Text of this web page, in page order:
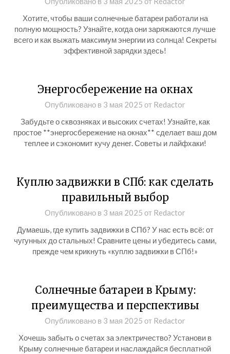
Хотите, чтобы ваши солнечные батареи работали на
полную мощность? Узнайте, когда они заряжаются лучше
всего и как выжать максимум энергии из солнца! Секреты
эффективной зарядки здесь!
Энергосбережение на окнах
Опубликовано в 3 мая 2025 от Redactor
Забудьте о сквозняках и высоких счетах! Узнайте, как
простое **энергосбережение на окнах** сделает ваш дом
теплее и сэкономит кучу денег. Советы и лайфхаки!
Куплю задвижки в СПб: как сделать
правильный выбор
Опубликовано в 3 мая 2025 от Redactor
Думаешь, где купить задвижки в СПб? У нас есть всё: от
чугунных до стальных! Сравните цены и убедитесь сами,
прежде чем крикнуть «куплю задвижки в СПб!»
Солнечные батареи в Крыму:
преимущества и перспективы
Опубликовано в 3 мая 2025 от Redactor
Хочешь забыть о счетах за электричество? Установи в
Крыму солнечные батареи и наслаждайся бесплатной